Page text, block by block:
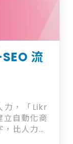
流
力，「Likr
自動化商
比人力挑